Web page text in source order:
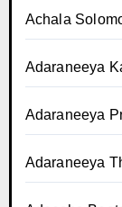
Achala
Adaraneeya
Adaraneeya
Adaraneeya